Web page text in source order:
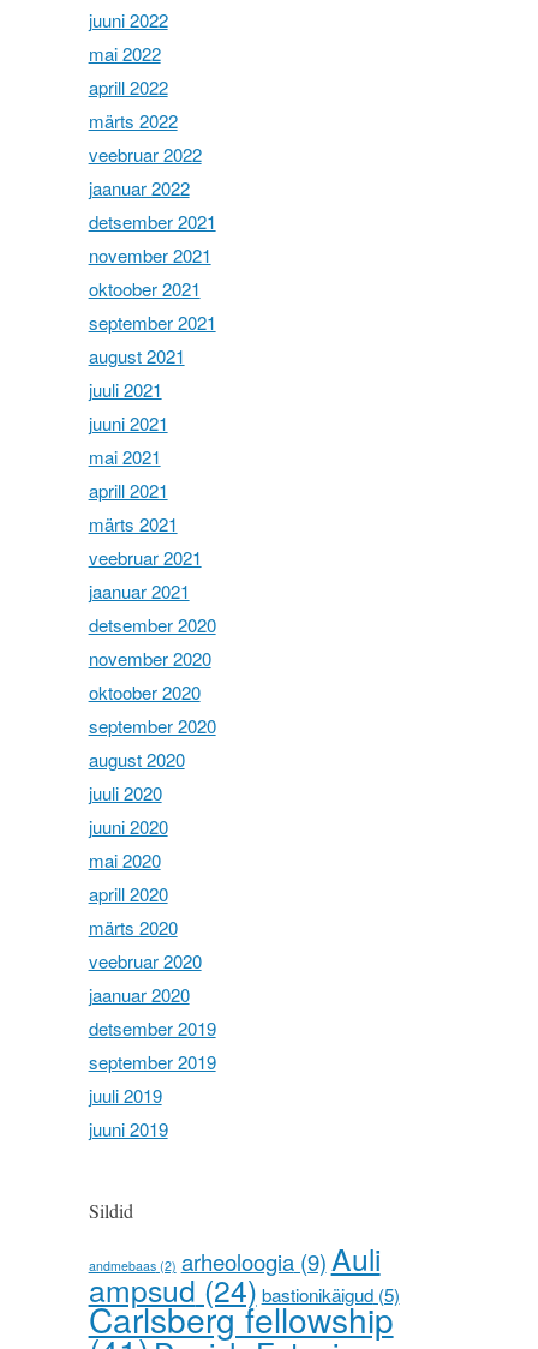
juuni 2022
mai 2022
aprill 2022
märts 2022
veebruar 2022
jaanuar 2022
detsember 2021
november 2021
oktoober 2021
september 2021
august 2021
juuli 2021
juuni 2021
mai 2021
aprill 2021
märts 2021
veebruar 2021
jaanuar 2021
detsember 2020
november 2020
oktoober 2020
september 2020
august 2020
juuli 2020
juuni 2020
mai 2020
aprill 2020
märts 2020
veebruar 2020
jaanuar 2020
detsember 2019
september 2019
juuli 2019
juuni 2019
Sildid
andmebaas(2) arheoloogia(9) Auli
ampsud (24) bastionikäigud(5)
Carlsberg fellowship